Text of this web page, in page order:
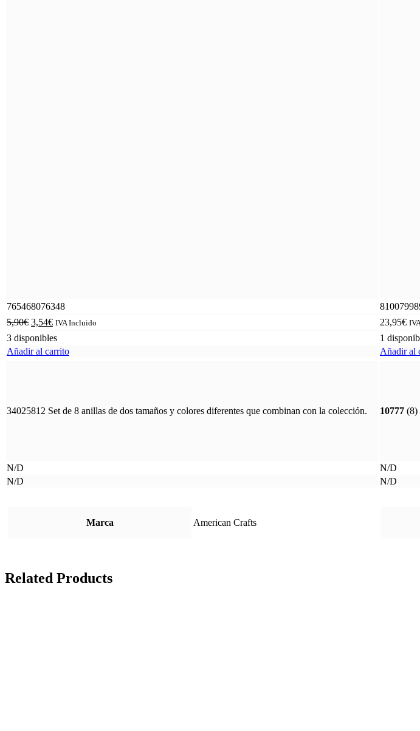
765468076348
5,90€ 3,54€ IVA Incluido 23,95€
3 disponibles 1
Añadir al carrito
Añadir al
34025812 Set de 8 anillas de dos tamaños y colores diferentes que combinan con la colección. 10777 (8)
N/D
N/D
N/D
N/D
Marca American Crafts
Related Products